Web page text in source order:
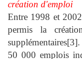
création d'emploi
Entre 1998 et
permis la
supplémentaires
50 000 emplois